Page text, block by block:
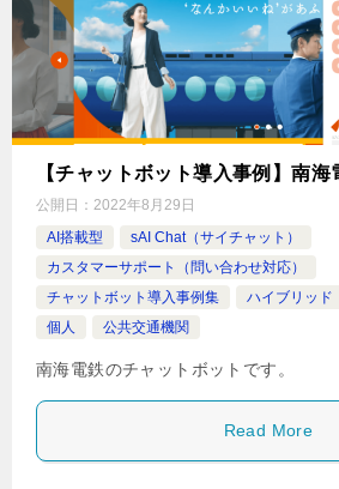
【チャットボット導入事例】南海
公開日： 2022年8月29日
AI搭載型
sAI Chat（サイチャット）
カスタマーサポート（問い合わせ対応）
チャットボット導入事例集
ハイブリッド
個人
公共交通機関
南海電鉄のチャットボットです。
Read More